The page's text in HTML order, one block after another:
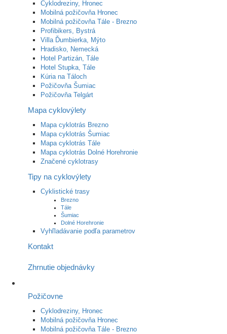
Cyklodreziny, Hronec
Mobilná požičovňa Hronec
Mobilná požičovňa Tále - Brezno
Profibikers, Bystrá
Villa Ďumbierka, Mýto
Hradisko, Nemecká
Hotel Partizán, Tále
Hotel Stupka, Tále
Kúria na Táloch
Požičovňa Šumiac
Požičovňa Telgárt
Mapa cyklovýlety
Mapa cyklotrás Brezno
Mapa cyklotrás Šumiac
Mapa cyklotrás Tále
Mapa cyklotrás Dolné Horehronie
Značené cyklotrasy
Tipy na cyklovýlety
Cyklistické trasy
Brezno
Tále
Šumiac
Dolné Horehronie
Vyhľladávanie podľa parametrov
Kontakt
Zhrnutie objednávky
Požičovne
Cyklodreziny, Hronec
Mobilná požičovňa Hronec
Mobilná požičovňa Tále - Brezno